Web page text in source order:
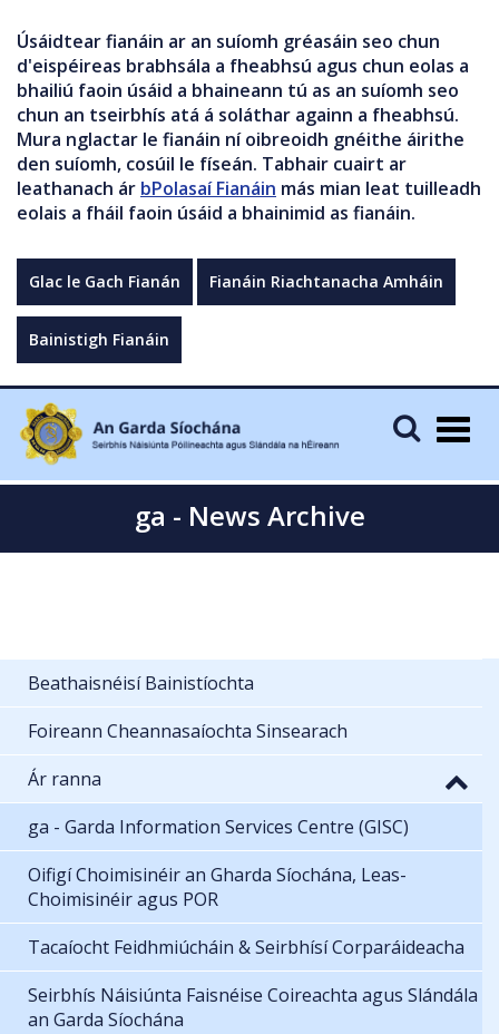
Úsáidtear fianáin ar an suíomh gréasáin seo chun
d'eispéireas brabhsála a fheabhsú agus chun eolas a
bhailiú faoin úsáid a bhaineann tú as an suíomh seo
chun an tseirbhís atá á soláthar againn a fheabhsú.
Mura nglactar le fianáin ní oibreoidh gnéithe áirithe
den suíomh, cosúil le físeán. Tabhair cuairt ar
leathanach ár bPolasaí Fianáin más mian leat tuilleadh
eolais a fháil faoin úsáid a bhainimid as fianáin.
Glac le Gach Fianán Fianáin Riachtanacha Amháin
Bainistigh Fianáin
ga - News Archive
Beathaisnéisí Bainistíochta
Foireann Cheannasaíochta Sinsearach
Ár ranna
ga - Garda Information Services Centre (GISC)
Oifigí Choimisinéir an Gharda Síochána, Leas-
Choimisinéir agus POR
Tacaíocht Feidhmiúcháin & Seirbhísí Corparáideacha
Seirbhís Náisiúnta Faisnéise Coireachta agus Slándála
an Garda Síochána